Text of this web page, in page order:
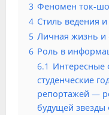
3 Феномен ток-
4 Стиль ведения
5 Личная жизнь и
6 Роль в
6.1 Интересные
студенческие
репортажей —
будущей звезды